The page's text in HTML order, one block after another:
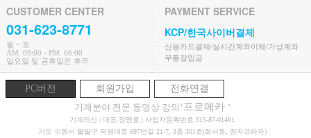
CUSTOMER CENTER
031-623-8771
월 ~ 토
AM. 09:00 - PM. 06:00
일요일 및 공휴일은 휴무
PAYMENT SERVICE
KCP/한국사이버결제
신용카드결제/실시간계좌이체/가상계좌
무통장입금
PC버전 회원가입
전화연결
기계분야 전문 동영상 강의 ‘프로메카 ’
기계의신 | 대표:정명호 | 사업자등록번호:515-87-01481
기도 수원시 팔달구 덕영대로 697번길 21-7, 3층 301호(화서동, 정자프라자)